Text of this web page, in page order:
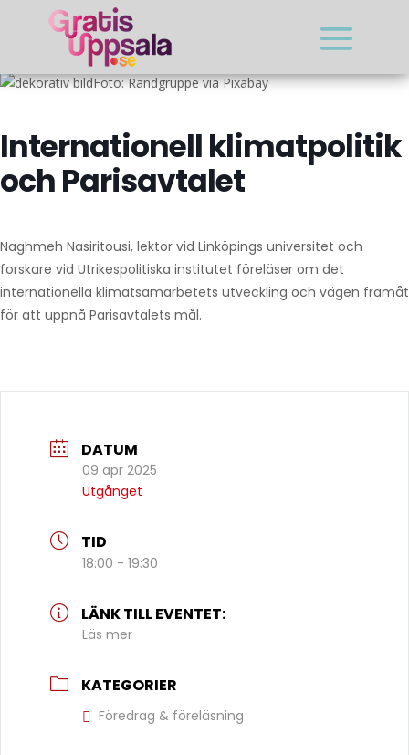
Foto: Randgruppe via Pixabay
Internationell klimatpolitik
och Parisavtalet
Naghmeh Nasiritousi, lektor vid Linköpings universitet och
forskare vid Utrikespolitiska institutet föreläser om det
internationella klimatsamarbetets utveckling och vägen framåt
för att uppnå Parisavtalets mål.
DATUM
09 apr 2025
Utgånget
TID
18:00 - 19:30
LÄNK TILL EVENTET:
Läs mer
KATEGORIER
Föredrag & föreläsning